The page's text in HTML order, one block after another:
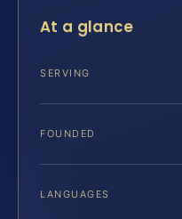
At a glance
SERVING
FOUNDED
LANGUAGES